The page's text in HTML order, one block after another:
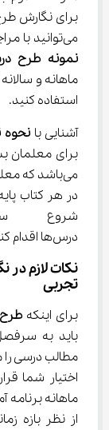
برای نگارش
می‌توانید با مراجعه به سایت مدرسه مجازی آی نو و
نمونه طرح
ماهانه و
استفاده کنید.
آشنایی با نحوه
برای معلمان
در هر کتاب
شروع
درس‌ها اقدام کنند.
نکات لازم
تجربی
برای اینکه طرح
مطالب درسی را
اختیار شما
از نظر بازه